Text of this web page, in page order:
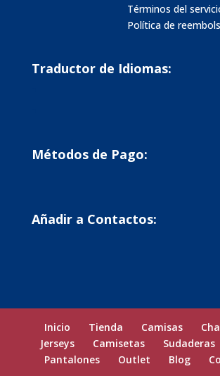
Términos del
Política de
Traductor de Idiomas:
Métodos de Pago:
Añadir a Contactos:
Inicio Tienda Camisas
Jerseys
Camisetas Sudaderas
Pantalones
Outlet Blog